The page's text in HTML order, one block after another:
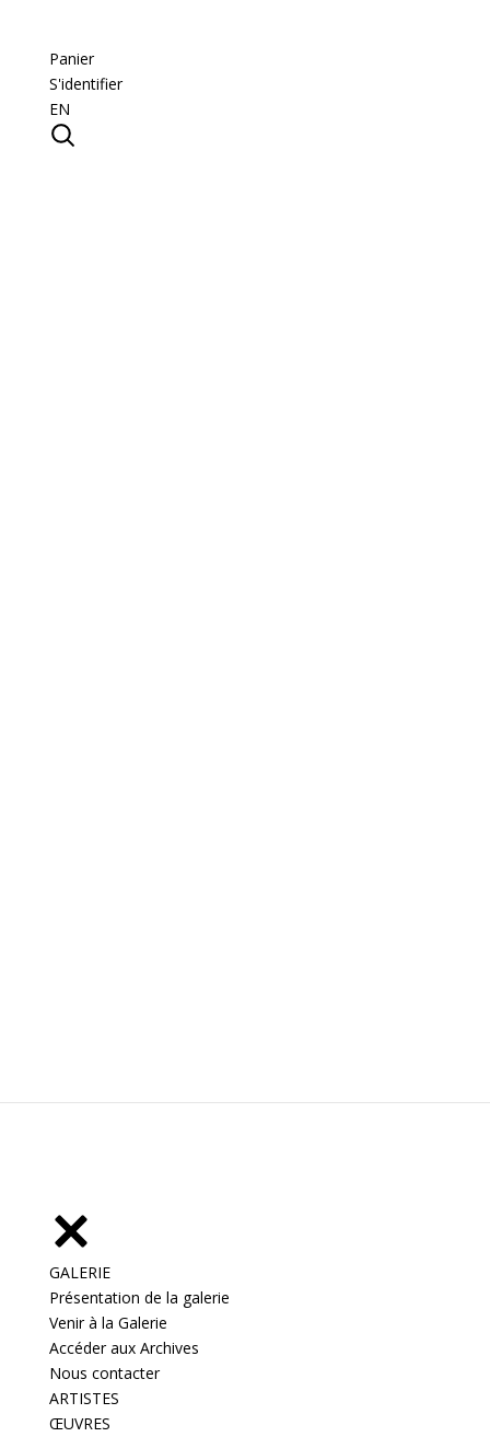
Panier
S'identifier
EN
GALERIE
Présentation de la galerie
Venir à la Galerie
Accéder aux Archives
Nous contacter
ARTISTES
ŒUVRES